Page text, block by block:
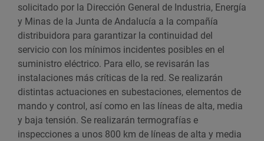
solicitado por la Dirección General de Industria, Energía
y Minas de la Junta de Andalucía a la compañía
distribuidora para garantizar la continuidad del
servicio con los mínimos incidentes posibles en el
suministro eléctrico. Para ello, se revisarán las
instalaciones más críticas de la red. Se realizarán
distintas actuaciones en subestaciones, elementos de
mando y control, así como en las líneas de alta, media
y baja tensión. Se realizarán termografías e
inspecciones a unos 800 km de líneas de alta y media